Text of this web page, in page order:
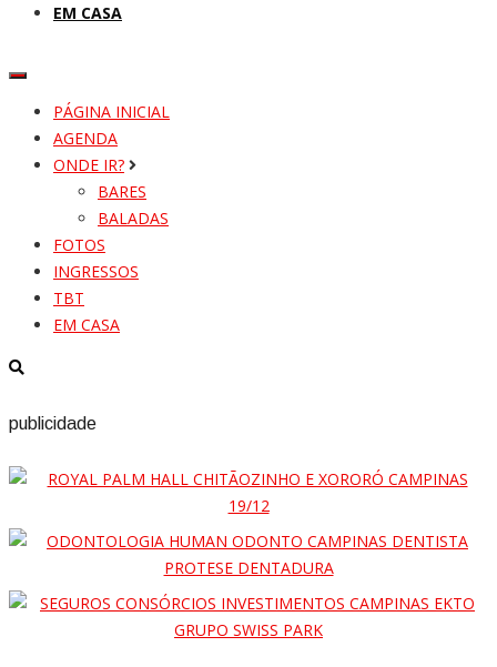
EM CASA
PÁGINA INICIAL
AGENDA
ONDE IR?
BARES
BALADAS
FOTOS
INGRESSOS
TBT
EM CASA
publicidade